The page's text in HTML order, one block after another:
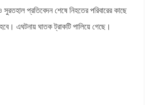
প্রতিবেদন শেষে নিহতের পরিবারের কাছে
এঘটনায় ঘাতক ট্রাকটি পালিয়ে গেছে।